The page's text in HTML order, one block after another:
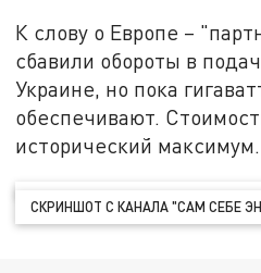
К слову о Европе –
сбавили обороты в
Украине, но пока
обеспечивают.
исторический максимум.
СКРИНШОТ С КАНАЛА "САМ СЕБЕ